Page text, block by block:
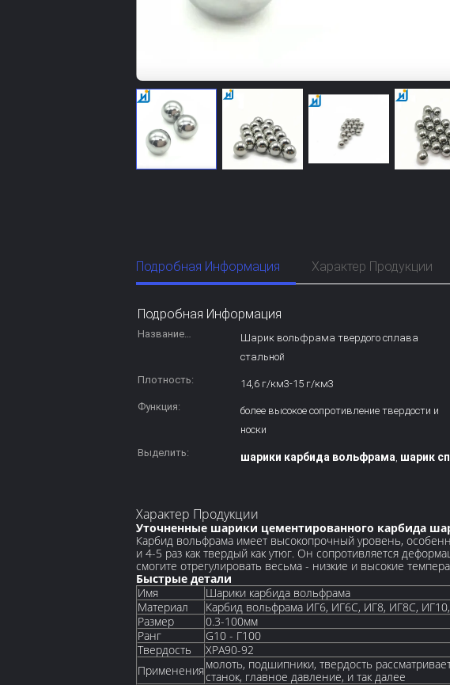
Подробная Информация Характер Продукции
Подробная Информация
Название
Шарик вольфрама твердого сплава
стальной
Плотность:
14,6 г/км3-15 г/км3
Функция:
более высокое сопротивление твердости и
носки
Выделить: шарики карбида вольфрама, шарик
Характер Продукции
Уточненные шарики цементированного карбида
Карбид вольфрама имеет высокопрочный уровень,
и 4-5 раз как твердый как утюг. Он сопротивляется
смогите отрегулировать весьма - низкие и высокие
Быстрые детали
Имя
Шарики карбида вольфрама
Материал
Карбид вольфрама ИГ6, ИГ6С, ИГ8, ИГ8С, ИГ10,
Размер
0.3-100мм
Ранг
G10 - Г100
Твердость
ХРА90-92
Применениямолоть, подшипники, твердость
станок, главное давление, и так далее